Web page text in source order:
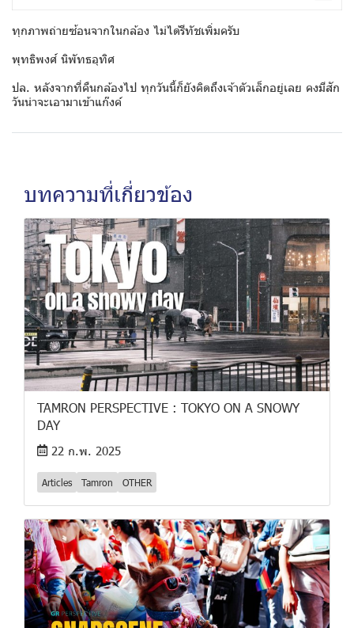
ทุกภาพถ่ายซ้อนจากในกล้อง ไม่ได้รีทัชเพิ่มครับ
พุทธิพงศ์ นิพัทธอุทิศ
ปล. หลังจากที่คืนกล้องไป ทุกวันนี้ก็ยังคิดถึงเจ้าตัวเล็กอยู่เลย คงมีสัก
วันน่าจะเอามาเข้าแก๊งค์
บทความที่เกี่ยวข้อง
TAMRON PERSPECTIVE : TOKYO ON A SNOWY
DAY
22 ก.พ. 2025
Articles Tamron OTHER